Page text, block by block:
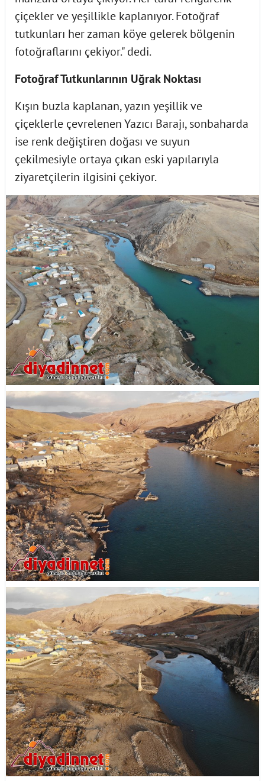
çiçekler ve yeşillikle kaplanıyor. Fotoğraf
tutkunları her zaman köye gelerek bölgenin
fotoğraflarını çekiyor." dedi.
Fotoğraf Tutkunlarının Uğrak Noktası
Kışın buzla kaplanan, yazın yeşillik ve
çiçeklerle çevrelenen Yazıcı Barajı, sonbaharda
ise renk değiştiren doğası ve suyun
çekilmesiyle ortaya çıkan eski yapılarıyla
ziyaretçilerin ilgisini çekiyor.